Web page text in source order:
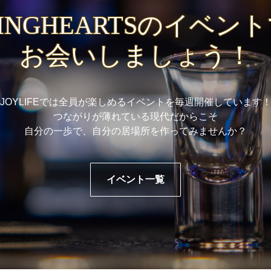
のイベン
お会いしましょう！
JOYLIFEでは全員が楽しめるイベントを毎週開催しています！
つながりが薄れている現代だからこそ
自分の一歩で、自分の居場所を作ってみませんか？
イベント一覧